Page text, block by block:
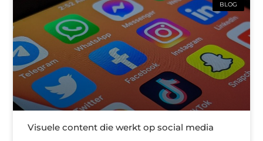
BLOG
Visuele content die werkt op social media